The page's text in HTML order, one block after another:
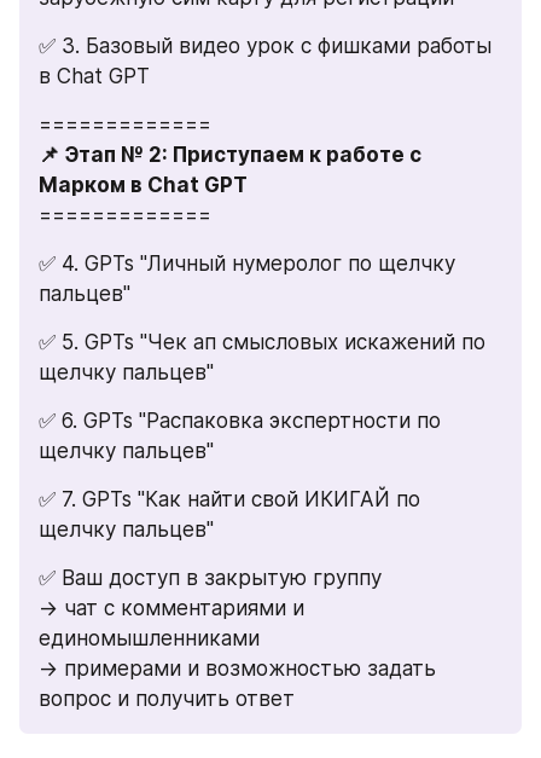
✅ 3. Базовый видео урок с фишками работы
в Chat GPT
=============
📌 Этап № 2: Приступаем к работе с
Марком в Chat GPT
=============
✅ 4. GPTs "Личный нумеролог по щелчку
пальцев"
✅ 5. GPTs "Чек ап смысловых искажений по
щелчку пальцев"
✅ 6. GPTs "Распаковка экспертности по
щелчку пальцев"
✅ 7. GPTs "Как найти свой ИКИГАЙ по
щелчку пальцев"
✅ Ваш доступ в закрытую группу
→ чат с комментариями и
единомышленниками
→ примерами и возможностью задать
вопрос и получить ответ